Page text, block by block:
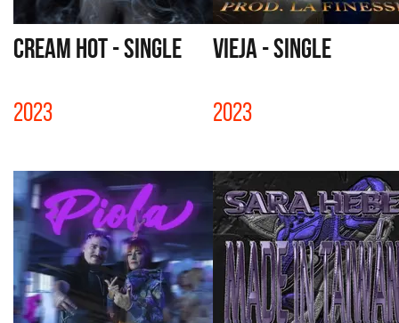
CREAM HOT - SINGLE
2023
VIEJA - SINGLE
2023